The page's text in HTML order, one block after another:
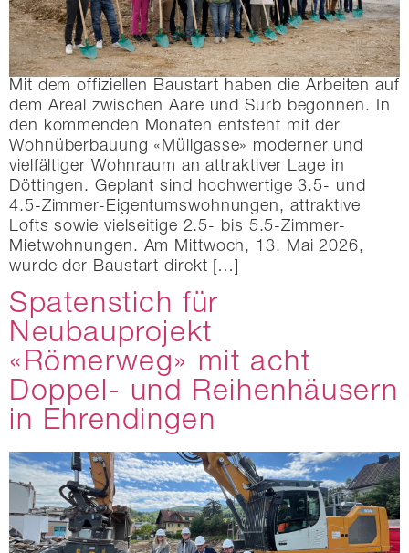
Mit dem offiziellen Baustart haben die Arbeiten auf
dem Areal zwischen Aare und Surb begonnen. In
den kommenden Monaten entsteht mit der
Wohnüberbauung «Müligasse» moderner und
vielfältiger Wohnraum an attraktiver Lage in
Döttingen. Geplant sind hochwertige 3.5- und
4.5-Zimmer-Eigentumswohnungen, attraktive
Lofts sowie vielseitige 2.5- bis 5.5-Zimmer-
Mietwohnungen. Am Mittwoch, 13. Mai 2026,
wurde der Baustart direkt […]
Spatenstich für
Neubauprojekt
«Römerweg» mit acht
Doppel- und Reihenhäusern
in Ehrendingen